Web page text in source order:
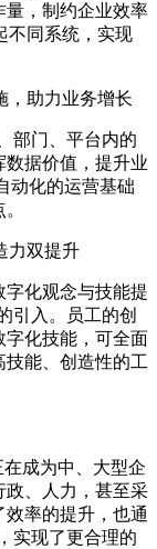
量，制约企业效率
不同系统，实现
，助力业务增长
部门、平台内的
据价值，提升业
动化的运营基础
力双提升
字化观念与技能提
引入。员工的创
字化技能，可全面
技能、创造性的工
成为中、大型企
政、人力，甚至采
率的提升，也通
实现了更合理的